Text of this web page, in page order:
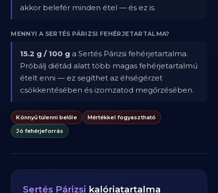
akkor belefér minden étel — és ez is.
MENNYI A SERTÉS PÁRIZSI FEHÉRJETARTALMA?
15.2 g / 100 g a Sertés Párizsi fehérjetartalma.
Próbálj diétád alatt több magas fehérjetartalmú
ételt enni — ez segíthet az éhségérzet
csökkentésében és izomzatod megőrzésében.
Könnyű túlenni belőle
Mértékkel fogyasztható
Jó fehérjeforrás
Sertés Párizsi kalóriatartalma